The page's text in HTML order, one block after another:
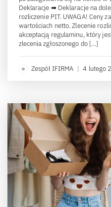
Deklaracje ➡ Deklaracje na
rozliczenie PIT. UWAGA! Ceny
wartościach netto. Zlecenie
akceptacją regulaminu, który
zlecenia zgłoszonego do […]
Zespół IFIRMA | 4 lutego